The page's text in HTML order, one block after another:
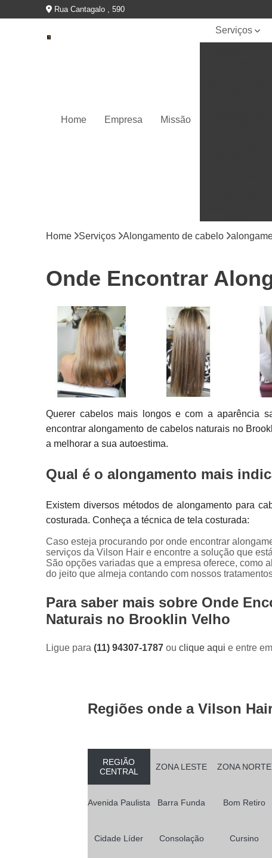
Rua Cantagalo , 590
Home Empresa Missão
Serviços
Perucas
Próteses
Home Serviços Alongamento de cabelo
Onde Encontrar
Querer cabelos mais longos e com a aparência
encontrar alongamento de cabelos naturais no
a melhorar a sua autoestima.
Qual é o alongamento mais
Existem diversos métodos de alongamento para
costurada. Conheça a técnica de tela costurada:
Caso esteja procurando por onde encontrar
serviços da Vilson Hair e encontre a solução que
São opções variadas que a empresa oferece, como
do jeito que almeja contando com nossos
Para saber mais sobre Onde
Naturais no Brooklin Velho
Ligue para(11) 94307-1787ouclique aqui e entre
Regiões onde a Vilson
REGIÃO
CENTRAL
ZONA LESTE ZONA NORTE
Avenida Paulista Barra Funda Bom Retiro
Cidade Líder Consolação Cursino